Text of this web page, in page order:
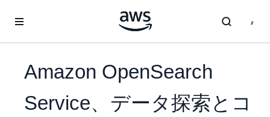
Amazon OpenSearch
Service、データ探索とコ